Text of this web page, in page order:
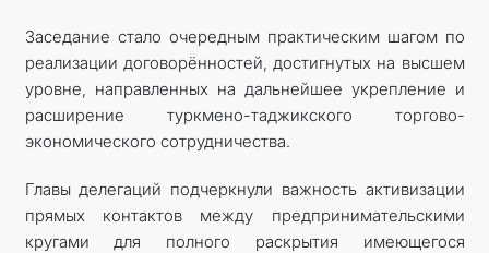
Заседание стало очередным практическим шагом по
реализации договорённостей, достигнутых на высшем
уровне, направленных на дальнейшее укрепление и
расширение туркмено-таджикского торгово-
экономического сотрудничества.
Главы делегаций подчеркнули важность активизации
прямых контактов между предпринимательскими
кругами для полного раскрытия имеющегося